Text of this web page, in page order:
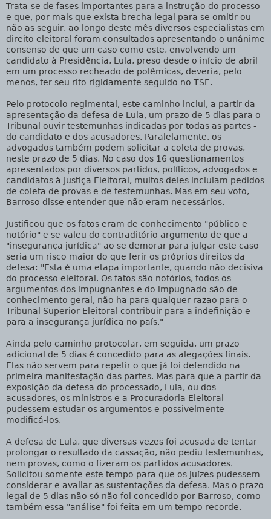
Trata-se de fases importantes para a instrução do processo
e que, por mais que exista brecha legal para se omitir ou
não as seguir, ao longo deste mês diversos especialistas em
direito eleitoral foram consultados apresentando o unânime
consenso de que um caso como este, envolvendo um
candidato à Presidência, Lula, preso desde o início de abril
em um processo recheado de polêmicas, deveria, pelo
menos, ter seu rito rigidamente seguido no TSE.
Pelo protocolo regimental, este caminho inclui, a partir da
apresentação da defesa de Lula, um prazo de 5 dias para o
Tribunal ouvir testemunhas indicadas por todas as partes -
do candidato e dos acusadores. Paralelamente, os
advogados também podem solicitar a coleta de provas,
neste prazo de 5 dias. No caso dos 16 questionamentos
apresentados por diversos partidos, políticos, advogados e
candidatos à Justiça Eleitoral, muitos deles incluiam pedidos
de coleta de provas e de testemunhas. Mas em seu voto,
Barroso disse entender que não eram necessários.
Justificou que os fatos eram de conhecimento "público e
notório" e se valeu do contraditório argumento de que a
"insegurança jurídica" ao se demorar para julgar este caso
seria um risco maior do que ferir os próprios direitos da
defesa: "Esta é uma etapa importante, quando não decisiva
do processo eleitoral. Os fatos são notórios, todos os
argumentos dos impugnantes e do impugnado são de
conhecimento geral, não ha para qualquer razao para o
Tribunal Superior Eleitoral contribuir para a indefinição e
para a insegurança jurídica no país."
Ainda pelo caminho protocolar, em seguida, um prazo
adicional de 5 dias é concedido para as alegações finais.
Elas não servem para repetir o que já foi defendido na
primeira manifestação das partes. Mas para que a partir da
exposição da defesa do processado, Lula, ou dos
acusadores, os ministros e a Procuradoria Eleitoral
pudessem estudar os argumentos e possivelmente
modificá-los.
A defesa de Lula, que diversas vezes foi acusada de tentar
prolongar o resultado da cassação, não pediu testemunhas,
nem provas, como o fizeram os partidos acusadores.
Solicitou somente este tempo para que os juízes pudessem
considerar e avaliar as sustentações da defesa. Mas o prazo
legal de 5 dias não só não foi concedido por Barroso, como
também essa "análise" foi feita em um tempo recorde.